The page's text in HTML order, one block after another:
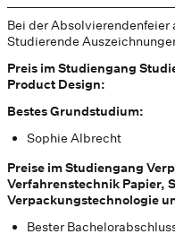
Bei der Absolvierendenfeier
Studierende
Preis im Studiengang
Product Design:
Bestes Grundstudium:
Sophie Albrecht
Preise im Studiengang
Verfahrenstechnik Papier,
Verpackungstechnologie
Bester